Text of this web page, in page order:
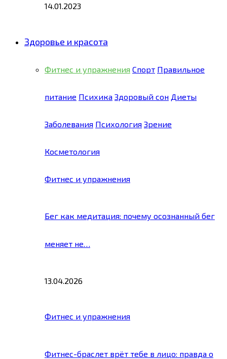
14.01.2023
Здоровье и красота
Фитнес и упражнения Спорт Правильное
питание Психика Здоровый сон Диеты
Заболевания Психология Зрение
Косметология
Фитнес и упражнения
Бег как медитация: почему осознанный бег
меняет не…
13.04.2026
Фитнес и упражнения
Фитнес-браслет врёт тебе в лицо: правда о